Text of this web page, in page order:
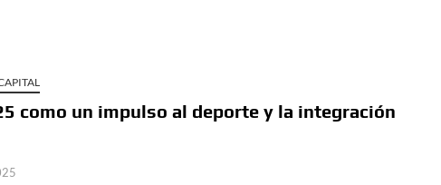
como un impulso al deporte y la integración